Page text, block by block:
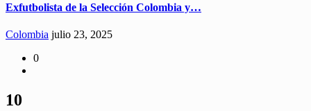
Exfutbolista de la Selección Colombia y…
Colombia julio 23, 2025
0
10